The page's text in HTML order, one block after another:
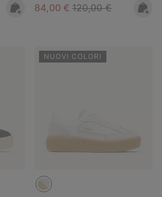
Sale price:
84,00 € Regular price:
120,00 €
NUOVI COLORI